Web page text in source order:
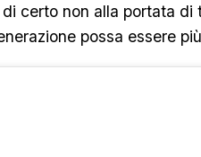
certo non alla portata
possa essere